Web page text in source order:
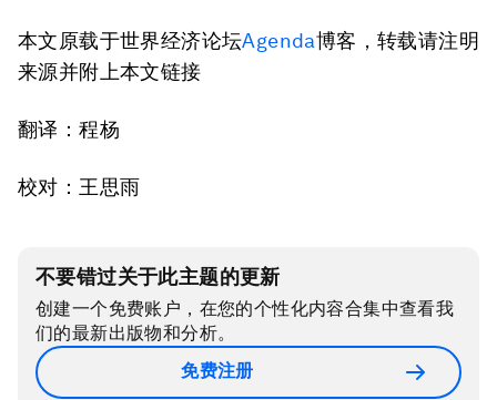
本文原载于世界经济论坛Agenda博客，转载请注明
来源并附上本文链接
翻译：程杨
校对：王思雨
不要错过关于此主题的更新
创建一个免费账户，在您的个性化内容合集中查看我
们的最新出版物和分析。
免费注册